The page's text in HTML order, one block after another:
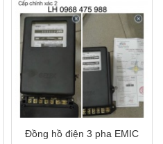
Đồng hồ điện 3 pha EMIC